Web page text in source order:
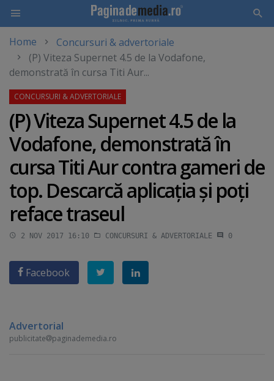
main
content
Home
Concursuri & advertoriale
(P) Viteza Supernet 4.5 de la Vodafone,
demonstrată în cursa Titi Aur...
(P) Viteza Supernet 4.5 de la
Vodafone, demonstrată în
cursa Titi Aur contra gameri de
top. Descarcă aplicaţia şi poţi
reface traseul
2 NOV 2017 16:10 CONCURSURI & ADVERTORIALE 0
Facebook
Advertorial
publicitate paginademedia.ro